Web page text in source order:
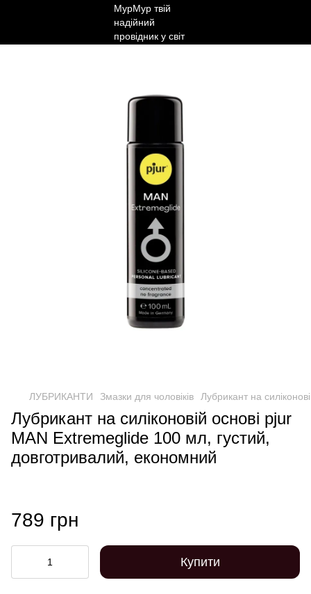
ЛУБРИКАНТИ Змазки для чоловіків Лубрикант на
Лубрикант на силіконовій основі pjur
MAN Extremeglide 100 мл, густий,
довготривалий, економний
789 грн
Купити